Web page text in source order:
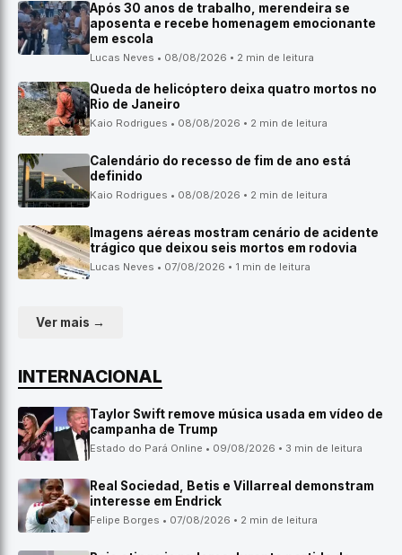
Após 30 anos de trabalho, merendeira se
aposenta e recebe homenagem emocionante
em escola
Lucas Neves • 08/08/2026 • 2 min de leitura
Queda de helicóptero deixa quatro mortos no
Rio de Janeiro
Kaio Rodrigues • 08/08/2026 • 2 min de leitura
Calendário do recesso de fim de ano está
definido
Kaio Rodrigues • 08/08/2026 • 2 min de leitura
Imagens aéreas mostram cenário de acidente
trágico que deixou seis mortos em rodovia
Lucas Neves • 07/08/2026 • 1 min de leitura
Ver mais →
INTERNACIONAL
Taylor Swift remove música usada em vídeo de
campanha de Trump
Estado do Pará Online • 09/08/2026 • 3 min de leitura
Real Sociedad, Betis e Villarreal demonstram
interesse em Endrick
Felipe Borges • 07/08/2026 • 2 min de leitura